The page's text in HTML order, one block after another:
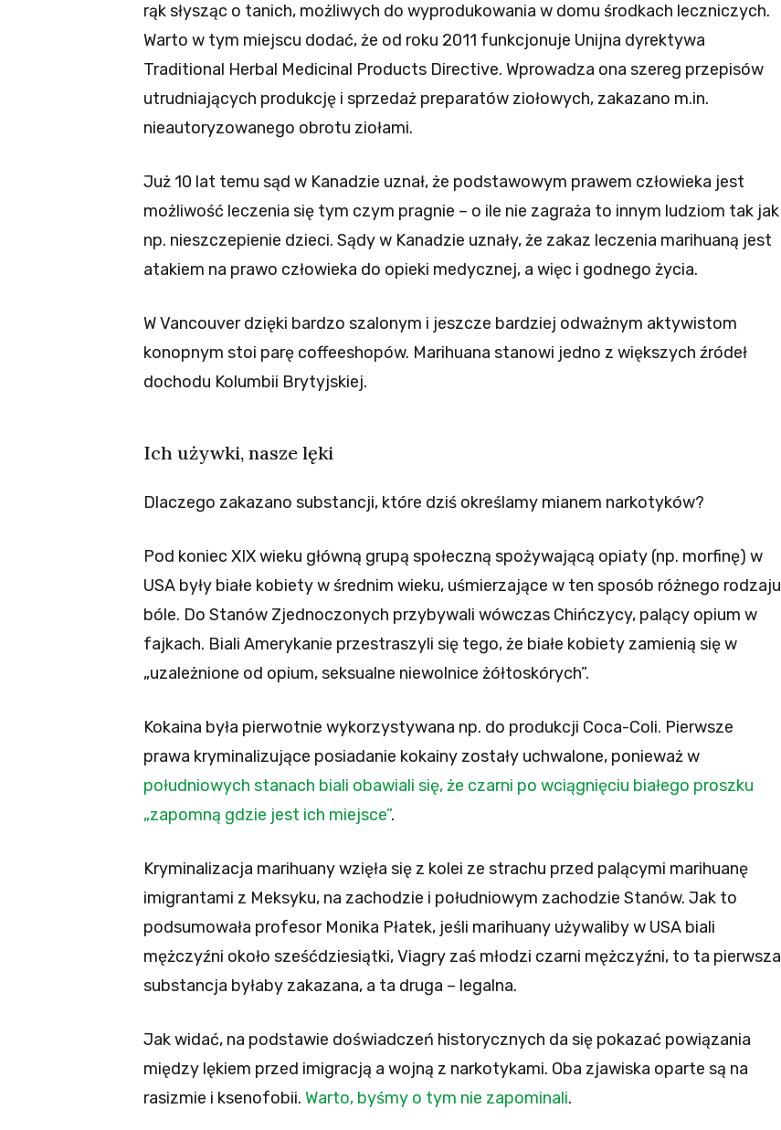
rąk słysząc o tanich, możliwych do wyprodukowania w domu środkach leczniczych.
Warto w tym miejscu dodać, że od roku 2011 funkcjonuje Unijna dyrektywa
Traditional Herbal Medicinal Products Directive. Wprowadza ona szereg przepisów
utrudniających produkcję i sprzedaż preparatów ziołowych, zakazano m.in.
nieautoryzowanego obrotu ziołami.
Już 10 lat temu sąd w Kanadzie uznał, że podstawowym prawem człowieka jest
możliwość leczenia się tym czym pragnie – o ile nie zagraża to innym ludziom tak jak
np. nieszczepienie dzieci. Sądy w Kanadzie uznały, że zakaz leczenia marihuaną jest
atakiem na prawo człowieka do opieki medycznej, a więc i godnego życia.
W Vancouver dzięki bardzo szalonym i jeszcze bardziej odważnym aktywistom
konopnym stoi parę coffeeshopów. Marihuana stanowi jedno z większych źródeł
dochodu Kolumbii Brytyjskiej.
Ich używki, nasze lęki
Dlaczego zakazano substancji, które dziś określamy mianem narkotyków?
Pod koniec XIX wieku główną grupą społeczną spożywającą opiaty (np. morfinę) w
USA były białe kobiety w średnim wieku, uśmierzające w ten sposób różnego rodzaju
bóle. Do Stanów Zjednoczonych przybywali wówczas Chińczycy, palący opium w
fajkach. Biali Amerykanie przestraszyli się tego, że białe kobiety zamienią się w
„uzależnione od opium, seksualne niewolnice żółtoskórych”.
Kokaina była pierwotnie wykorzystywana np. do produkcji Coca-Coli. Pierwsze
prawa kryminalizujące posiadanie kokainy zostały uchwalone, ponieważ w
południowych stanach biali obawiali się, że czarni po wciągnięciu białego proszku
„zapomną gdzie jest ich miejsce”.
Kryminalizacja marihuany wzięła się z kolei ze strachu przed palącymi marihuanę
imigrantami z Meksyku, na zachodzie i południowym zachodzie Stanów. Jak to
podsumowała profesor Monika Płatek, jeśli marihuany używaliby w USA biali
mężczyźni około sześćdziesiątki, Viagry zaś młodzi czarni mężczyźni, to ta pierwsza
substancja byłaby zakazana, a ta druga – legalna.
Jak widać, na podstawie doświadczeń historycznych da się pokazać powiązania
między lękiem przed imigracją a wojną z narkotykami. Oba zjawiska oparte są na
rasizmie i ksenofobii. Warto, byśmy o tym nie zapominali.